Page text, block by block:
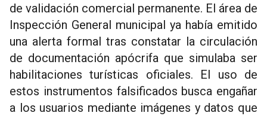
de validación comercial permanente. El área de
Inspección General municipal ya había emitido
una alerta formal tras constatar la circulación
de documentación apócrifa que simulaba ser
habilitaciones turísticas oficiales. El uso de
estos instrumentos falsificados busca engañar
a los usuarios mediante imágenes y datos que